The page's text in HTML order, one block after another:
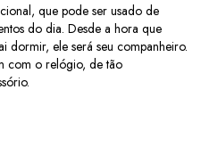
que pode ser usado de
do dia. Desde a hora que
dormir, ele será seu companheiro.
com o relógio, de tão